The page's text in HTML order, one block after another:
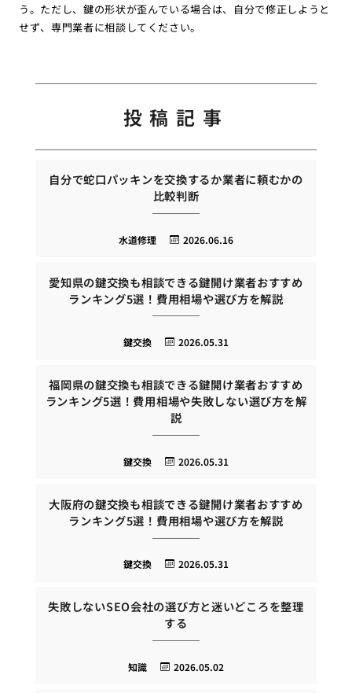
う。ただし、鍵の形状が歪んでいる場合は、自分で修正しようと
せず、専門業者に相談してください。
投稿記事
自分で蛇口パッキンを交換するか業者に頼むかの
比較判断
2026.06.16
水道修理
愛知県の鍵交換も相談できる鍵開け業者おすすめ
ランキング5選！費用相場や選び方を解説
2026.05.31
鍵交換
福岡県の鍵交換も相談できる鍵開け業者おすすめ
ランキング5選！費用相場や失敗しない選び方を解
説
2026.05.31
鍵交換
大阪府の鍵交換も相談できる鍵開け業者おすすめ
ランキング5選！費用相場や選び方を解説
2026.05.31
鍵交換
失敗しないSEO会社の選び方と迷いどころを整理
する
2026.05.02
知識